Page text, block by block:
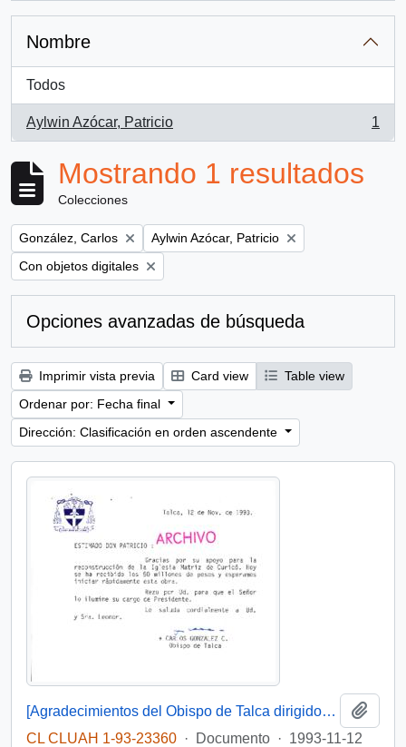
Nombre
Todos
Aylwin Azócar, Patricio
, 1 resultados
1
Mostrando 1 resultados
Colecciones
Remove filter:
González, Carlos Remove filter:
Aylwin Azócar, Patricio
Remove filter:
Con objetos digitales
Opciones avanzadas de búsqueda
Imprimir vista previa Card view
Table view
Ordenar por: Fecha final
Dirección: Clasificación en orden ascendente
[Agradecimientos del Obispo de Talca dirigidos al Presidente Patricio Aylwin por el apoyo en la reconstrucción de la Iglesia Matriz de Curicó]
CL CLUAH 1-93-23360 · Documento · 1993-11-12